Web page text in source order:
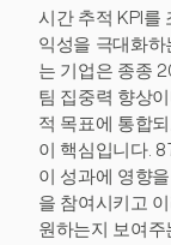
시간 추적 KPI를
익성을 극대화
는 기업은 종종
팀 집중력 향상
적 목표에 통합
이 핵심입니다.
이 성과에 영향
을 참여시키고
원하는지 보여